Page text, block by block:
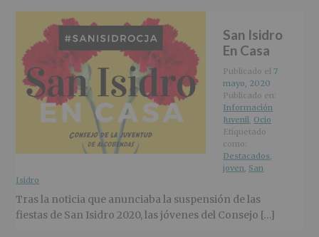
San Isidro
En Casa
Publicado el7
mayo, 2020
Publicado en:
Información
Juvenil Ocio
Etiquetado
como:
Destacados
joven San
Isidro
Tras la noticia que anunciaba la suspensión de las
fiestas de San Isidro 2020, las jóvenes del Consejo […]